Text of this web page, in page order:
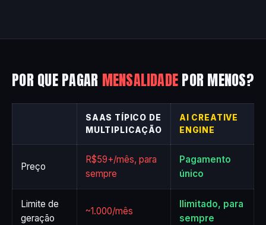
POR QUE PAGAR MENSALIDADEPOR MENOS?
SAAS TÍPICO DE
MULTIPLICAÇÃO
AI CREATIVE
ENGINE
Preço
R$59+/mês, para
sempre
Pagamento
único
Limite de
geração
~1.000/mês
Ilimitado, para
sempre